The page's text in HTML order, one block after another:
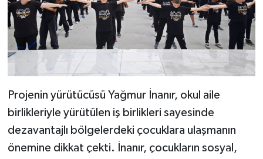
Projenin yürütücüsü Yağmur İnanır, okul aile
birlikleriyle yürütülen iş birlikleri sayesinde
dezavantajlı bölgelerdeki çocuklara ulaşmanın
önemine dikkat çekti. İnanır, çocukların sosyal,